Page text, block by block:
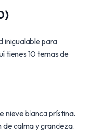
inigualable para
tienes 10 temas de
nieve blanca prístina.
de calma y grandeza.